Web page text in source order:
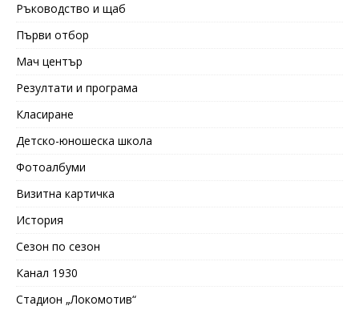
Ръководство и щаб
Първи отбор
Мач център
Резултати и програма
Класиране
Детско-юношеска школа
Фотоалбуми
Визитна картичка
История
Сезон по сезон
Канал 1930
Стадион „Локомотив“